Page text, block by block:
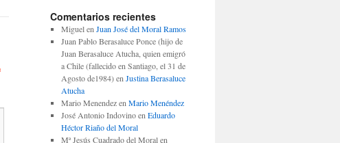
Comentarios recientes
Miguelen Juan José del Moral Ramos
Juan Pablo Berasaluce Ponce (hijo de
Juan Berasaluce Atucha, quien emigró
a Chile (fallecido en Santiago, el 31 de
Agosto de1984)en Justina Berasaluce
Atucha
Mario Menendezen Mario Menéndez
José Antonio Indovinoen Eduardo
Héctor Riaño del Moral
Mª Jesús Cuadrado del Moralen